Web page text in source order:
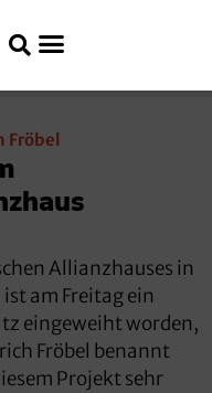
Fröbel
Allianzhauses in
am Freitag ein
eingeweiht worden,
Fröbel benannt
Projekt sehr